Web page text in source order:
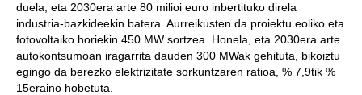
duela, eta 2030era arte 80 milioi euro inbertituko direla
industria-bazkideekin batera. Aurreikusten da proiektu eoliko eta
fotovoltaiko horiekin 450 MW sortzea. Honela, eta 2030era arte
autokontsumoan iragarrita dauden 300 MWak gehituta, bikoiztu
egingo da berezko elektrizitate sorkuntzaren ratioa, % 7,9tik %
15eraino hobetuta.